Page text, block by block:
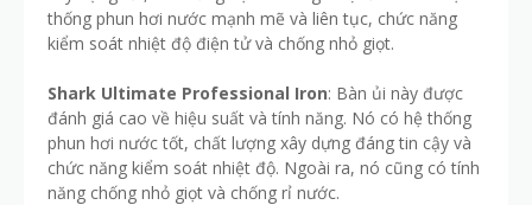
thống phun hơi nước mạnh mẽ và liên tục, chức năng
kiểm soát nhiệt độ điện tử và chống nhỏ giọt.
Shark Ultimate Professional Iron: Bàn ủi này được
đánh giá cao về hiệu suất và tính năng. Nó có hệ thống
phun hơi nước tốt, chất lượng xây dựng đáng tin cậy và
chức năng kiểm soát nhiệt độ. Ngoài ra, nó cũng có tính
năng chống nhỏ giọt và chống rỉ nước.